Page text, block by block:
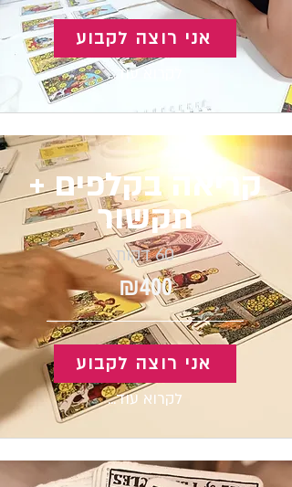
אני רוצה לקבוע
לקרוא עוד...
קריאה בקלפים +
תקשור
60 דקות
₪400
אני רוצה לקבוע
לקרוא עוד...